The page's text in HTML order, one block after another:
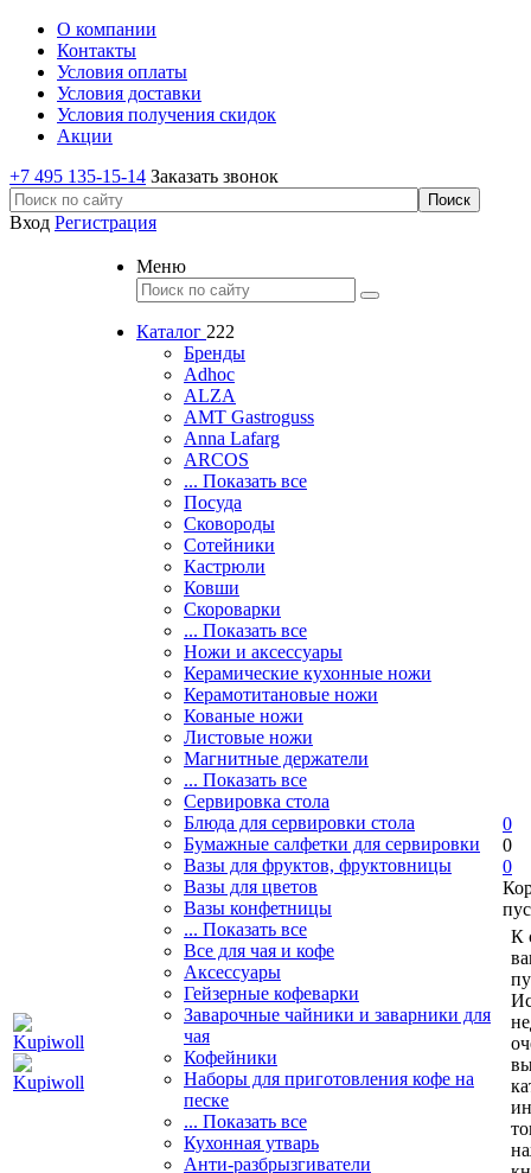
О компании
Контакты
Условия оплаты
Условия доставки
Условия получения скидок
Акции
+7 495 135-15-14 Заказать звонок
Вход Регистрация
Меню
Каталог 222
Бренды
Adhoc
ALZA
AMT Gastroguss
Anna Lafarg
ARCOS
... Показать все
Посуда
Сковороды
Сотейники
Кастрюли
Ковши
Скороварки
... Показать все
Ножи и аксессуары
Керамические кухонные ножи
Керамотитановые ножи
Кованые ножи
Листовые ножи
Магнитные держатели
... Показать все
Сервировка стола
Блюда для сервировки стола
Бумажные салфетки для сервировки
Вазы для фруктов, фруктовницы
Вазы для цветов
Вазы конфетницы
... Показать все
Все для чая и кофе
Аксессуары
Гейзерные кофеварки
Заварочные чайники и заварники для
чая
Кофейники
Наборы для приготовления кофе на
песке
... Показать все
Кухонная утварь
Анти-разбрызгиватели
0
0
0
К